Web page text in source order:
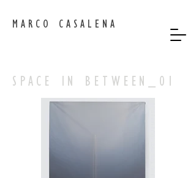
MARCO CASALENA
SPACE IN BETWEEN_01